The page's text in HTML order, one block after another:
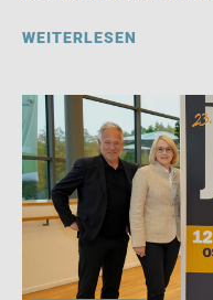
WEITERLESEN